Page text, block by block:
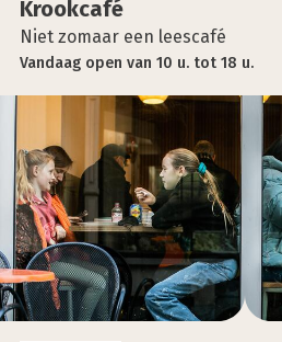
Krook­ca­fé
Niet zomaar een leescafé
Vandaag open van 10 u. tot 18 u.